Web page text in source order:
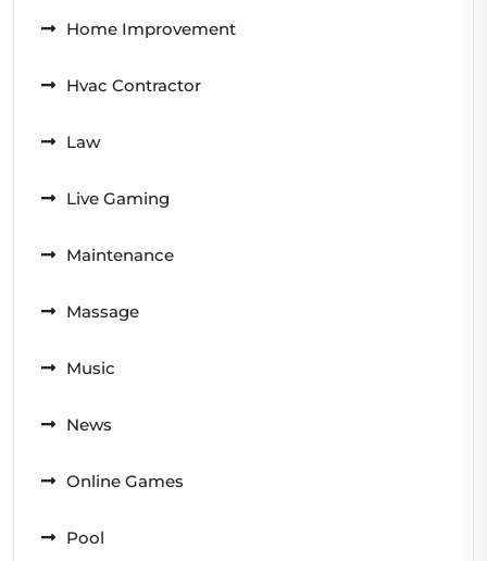
Home Improvement
Hvac Contractor
Law
Live Gaming
Maintenance
Massage
Music
News
Online Games
Pool